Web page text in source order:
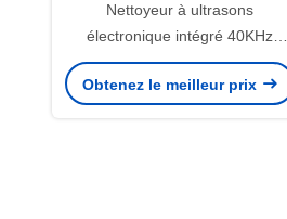
Nettoyeur à ultrasons
électronique intégré 40KHz
12KW avec fonction de lavage et
de séchage de bain à vapeur
Obtenez le meilleur prix